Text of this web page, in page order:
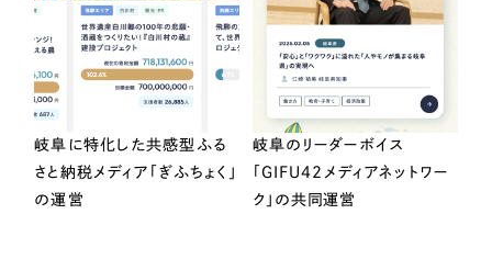
岐阜に特化した共感型ふる
さと納税メディア「ぎふちょく」
の運営
岐阜のリーダーボイス
「GIFU42メディアネットワー
ク」の共同運営